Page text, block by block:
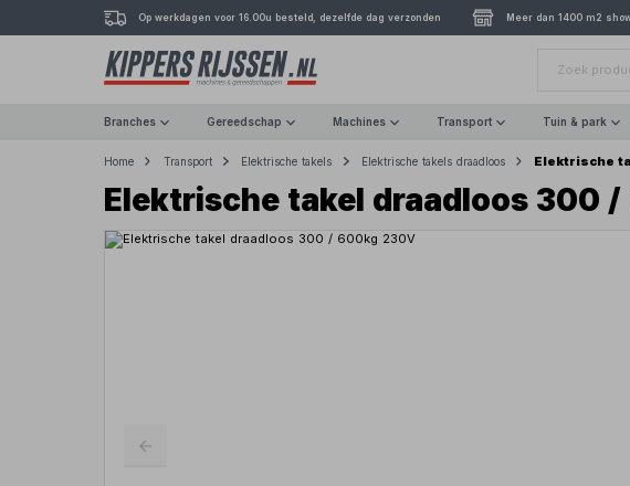
Op werkdagen voor 16.00u besteld, dezelfde dag verzonden Meer dan 1400 m2
Branches Gereedschap Machines Transport Tuin & park
Home Transport Elektrische takels Elektrische takels draadloos Elektrische
Elektrische takel draadloos 300